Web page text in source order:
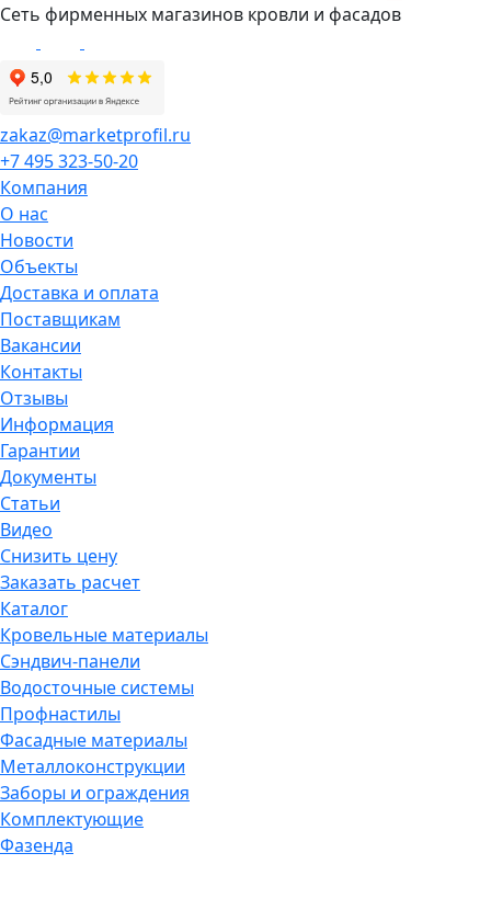
Сеть фирменных магазинов кровли и фасадов
zakaz@marketprofil.ru
+7 495 323-50-20
Компания
О нас
Новости
Объекты
Доставка и оплата
Поставщикам
Вакансии
Контакты
Отзывы
Информация
Гарантии
Документы
Статьи
Видео
Снизить цену
Заказать расчет
Каталог
Кровельные материалы
Сэндвич-панели
Водосточные системы
Профнастилы
Фасадные материалы
Металлоконструкции
Заборы и ограждения
Комплектующие
Фазенда